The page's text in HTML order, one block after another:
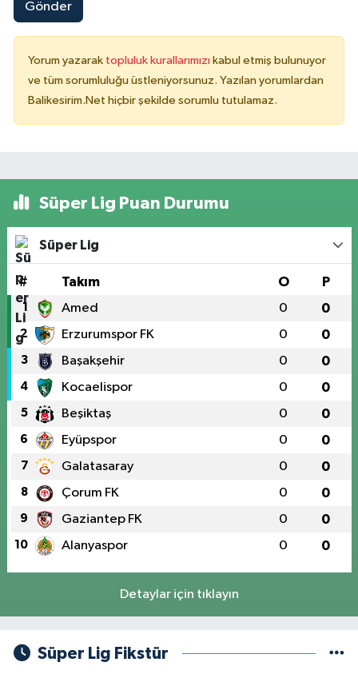
Gönder
Yorum yazarak topluluk kurallarımızı kabul etmiş bulunuyor
ve tüm sorumluluğu üstleniyorsunuz. Yazılan yorumlardan
Balikesirim.Net hiçbir şekilde sorumlu tutulamaz.
Süper Lig Puan Durumu
Süper Lig
# Takım O P
1 Amed 0 0
2 Erzurumspor FK 0 0
3 Başakşehir 0 0
4 Kocaelispor 0 0
5 Beşiktaş 0 0
6 Eyüpspor 0 0
7 Galatasaray 0 0
8 Çorum FK 0 0
9 Gaziantep FK 0 0
10 Alanyaspor 0 0
Detaylar için tıklayın
Süper Lig Fikstür